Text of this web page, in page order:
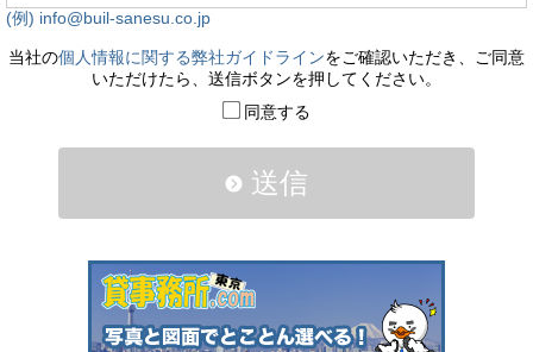
(例) info@buil-sanesu.co.jp
当社の個人情報に関する弊社ガイドラインをご確認いただき、ご同意
いただけたら、送信ボタンを押してください。
同意する
送信